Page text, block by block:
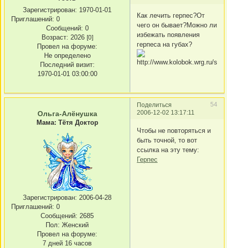
Зарегистрирован: 1970-01-01
Приглашений: 0
Сообщений: 0
Возраст: 2026 [0]
Провел на форуме:
Не определено
Последний визит:
1970-01-01 03:00:00
Как лечить герпес?От
чего он бывает?Можно ли
избежать появления
герпеса на губах?
Поделиться
54
2006-12-02 13:17:11
Ольга-Алёнушка
Мама: Тётя Доктор
Зарегистрирован: 2006-04-28
Приглашений: 0
Сообщений: 2685
Пол: Женский
Провел на форуме:
7 дней 16 часов
Чтобы не повторяться и
быть точной, то вот
ссылка на эту тему:
Герпес